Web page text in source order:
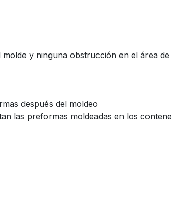
y ninguna obstrucción en el área
después del moldeo
las preformas moldeadas en los